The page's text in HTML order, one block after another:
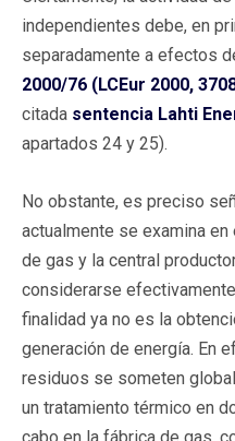
independientes debe, en
separadamente a efectos
2000/76 (LCEur 2000,
citada sentencia Lahti
apartados 24 y 25).
No obstante, es preciso
actualmente se examina
de gas y la central
considerarse
finalidad ya no es la
generación de energía. En
residuos se someten
un tratamiento térmico en